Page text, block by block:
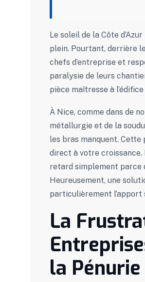
Le soleil de la Côte
plein. Pourtant, derrière
chefs d’entreprise et
paralysie de leurs
pièce maîtresse à l’édifice
À Nice, comme dans de
métallurgie et de la
les bras manquent. Cette
direct à votre
retard simplement parce
Heureusement, une
particulièrement l’apport
La
la Pénurie